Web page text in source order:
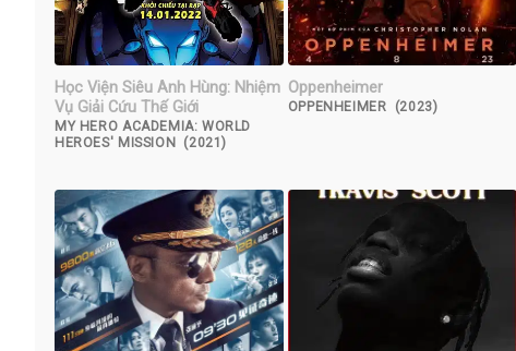
Học Viện Siêu Anh Hùng: Nhiệm
Vụ Giải Cứu Thế Giới
MY HERO ACADEMIA: WORLD
HEROES' MISSION (2021)
Oppenheimer
OPPENHEIMER (2023)